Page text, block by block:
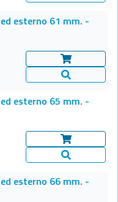
esterno 61 mm. -
Aggiungi al
Vedi Dettagli
esterno 65 mm. -
Aggiungi al
Vedi Dettagli
esterno 66 mm. -